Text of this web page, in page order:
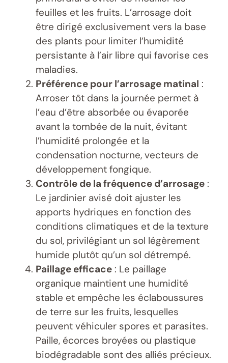
feuilles et les fruits. L’arrosage doit
être dirigé exclusivement vers la base
des plants pour limiter l’humidité
persistante à l’air libre qui favorise ces
maladies.
Préférence pour l’arrosage matinal :
Arroser tôt dans la journée permet à
l’eau d’être absorbée ou évaporée
avant la tombée de la nuit, évitant
l’humidité prolongée et la
condensation nocturne, vecteurs de
développement fongique.
Contrôle de la fréquence d’arrosage :
Le jardinier avisé doit ajuster les
apports hydriques en fonction des
conditions climatiques et de la texture
du sol, privilégiant un sol légèrement
humide plutôt qu’un sol détrempé.
Paillage efficace : Le paillage
organique maintient une humidité
stable et empêche les éclaboussures
de terre sur les fruits, lesquelles
peuvent véhiculer spores et parasites.
Paille, écorces broyées ou plastique
biodégradable sont des alliés précieux.